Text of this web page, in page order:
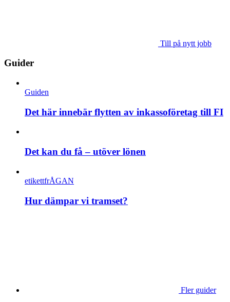
Till på nytt jobb
Guider
Guiden
Det här innebär flytten av inkassoföretag till FI
Det kan du få – utöver lönen
etikettfrÅGAN
Hur dämpar vi tramset?
Fler guider